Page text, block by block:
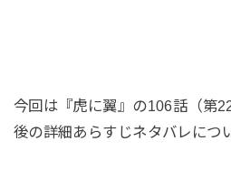
今回は『虎に翼』の106話（第
後の詳細あらすじネタバレにつ